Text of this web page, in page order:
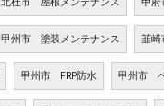
北杜市 屋根メンテナンス 甲
甲州市 塗装メンテナンス 韮
甲州市 FRP防水 甲州市